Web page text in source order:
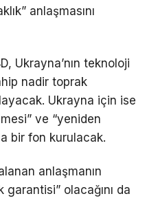
anlaşmasını
Ukrayna’nın teknoloji
nadir toprak
Ukrayna için ise
ve “yeniden
bir fon kurulacak.
anlaşmanın
olacağını da